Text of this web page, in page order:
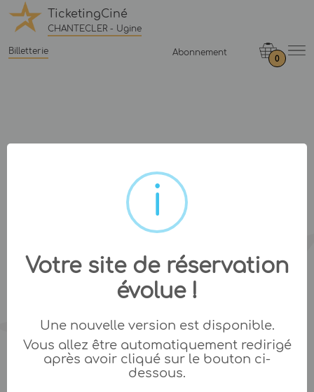
TicketingCiné
CHANTECLER - Ugine
Billetterie Abonnement
0
Votre site de réservation
évolue !
Une nouvelle version est disponible.
Vous allez être automatiquement redirigé
après avoir cliqué sur le bouton ci-
dessous.